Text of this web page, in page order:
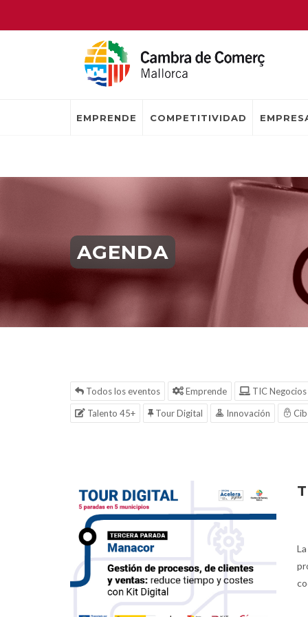
EMPRENDE COMPETITIVIDAD
AGENDA
Todos los eventos Emprende
TIC Negocios
Talento 45+
Tour Digital Innovación